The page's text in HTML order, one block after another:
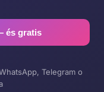
és gratis
Telegram o